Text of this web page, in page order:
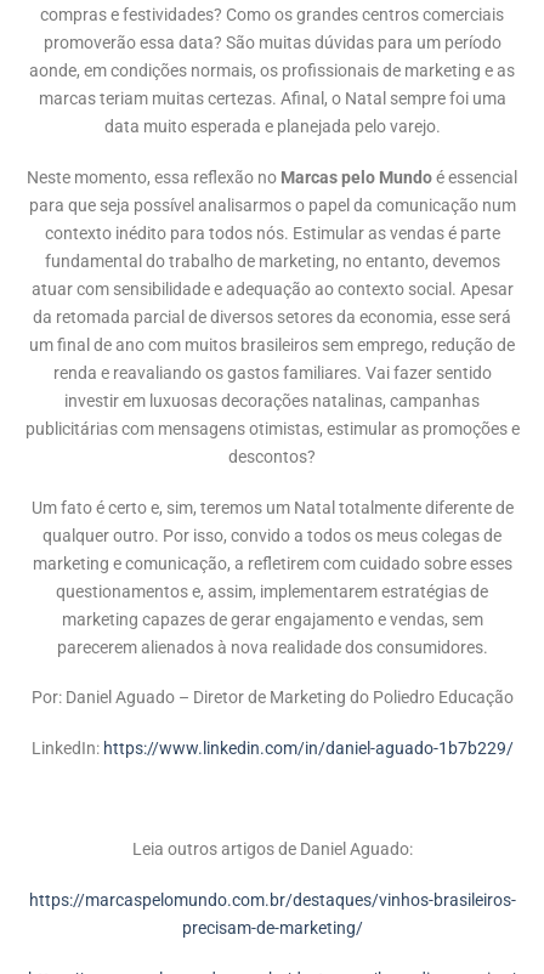
compras e festividades? Como os grandes centros comerciais
promoverão essa data? São muitas dúvidas para um período
aonde, em condições normais, os profissionais de marketing e as
marcas teriam muitas certezas. Afinal, o Natal sempre foi uma
data muito esperada e planejada pelo varejo.
Neste momento, essa reflexão no Marcas pelo Mundoé essencial
para que seja possível analisarmos o papel da comunicação num
contexto inédito para todos nós. Estimular as vendas é parte
fundamental do trabalho de marketing, no entanto, devemos
atuar com sensibilidade e adequação ao contexto social. Apesar
da retomada parcial de diversos setores da economia, esse será
um final de ano com muitos brasileiros sem emprego, redução de
renda e reavaliando os gastos familiares. Vai fazer sentido
investir em luxuosas decorações natalinas, campanhas
publicitárias com mensagens otimistas, estimular as promoções e
descontos?
Um fato é certo e, sim, teremos um Natal totalmente diferente de
qualquer outro. Por isso, convido a todos os meus colegas de
marketing e comunicação, a refletirem com cuidado sobre esses
questionamentos e, assim, implementarem estratégias de
marketing capazes de gerar engajamento e vendas, sem
parecerem alienados à nova realidade dos consumidores.
Por: Daniel Aguado – Diretor de Marketing do Poliedro Educação
LinkedIn: https://www.linkedin.com/in/daniel-aguado-1b7b229/
Leia outros artigos de Daniel Aguado:
https://marcaspelomundo.com.br/destaques/vinhos-brasileiros-
precisam-de-marketing/